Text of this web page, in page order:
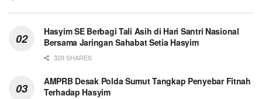
Hasyim SE Berbagi Tali Asih di Hari Santri Nasional
Bersama Jaringan Sahabat Setia Hasyim
329 SHARES
AMPRB Desak Polda Sumut Tangkap Penyebar Fitnah
Terhadap Hasyim